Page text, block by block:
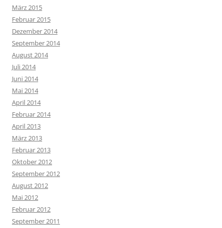
März 2015
Februar 2015
Dezember 2014
September 2014
August 2014
Juli 2014
Juni 2014
Mai 2014
April 2014
Februar 2014
April 2013
März 2013
Februar 2013
Oktober 2012
September 2012
August 2012
Mai 2012
Februar 2012
September 2011